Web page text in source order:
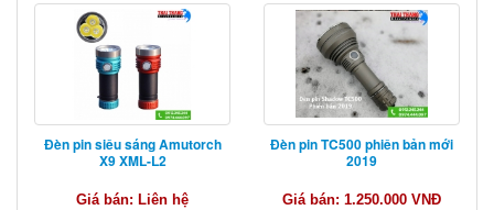
Đèn pin siêu sáng Amutorch
X9 XML-L2
Giá bán: Liên hệ
Đèn pin TC500 phiên bản mới
2019
Giá bán: 1.250.000 VNĐ